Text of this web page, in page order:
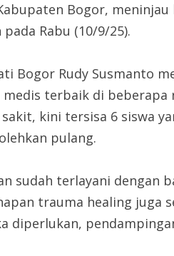
Bogor, meninjau
Rabu (10/9/25).
Bogor Rudy Susmanto
terbaik di
kini tersisa 6 siswa
pulang.
sudah terlayani dengan
trauma healing juga
diperlukan,